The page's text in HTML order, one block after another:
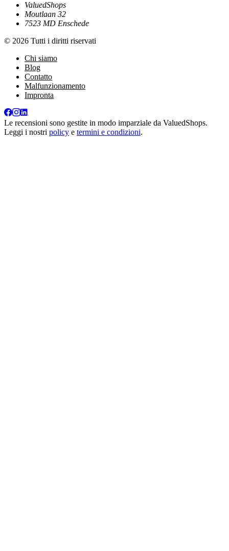
ValuedShops
Moutlaan 32
7523 MD Enschede
© 2026 Tutti i diritti riservati
Chi siamo
Blog
Contatto
Malfunzionamento
Impronta
Le recensioni sono gestite in modo imparziale da ValuedShops.
Leggi i nostri policy e termini e condizioni.